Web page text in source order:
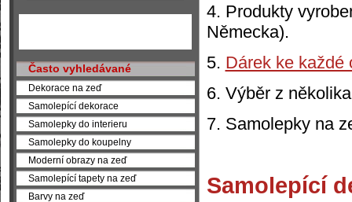
4. Produkty
Německa).
5. Dárek ke každé
6. Výběr z
7. Samolepky na
Samolepící
Často vyhledávané
Dekorace na zeď
Samolepící dekorace
Samolepky do interieru
Samolepky do koupelny
Moderní obrazy na zeď
Samolepící tapety na zeď
Barvy na zeď